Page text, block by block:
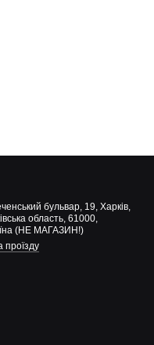
бульвар, 19, Харків,
область, 61000,
(НЕ МАГАЗИН!)
проїзду